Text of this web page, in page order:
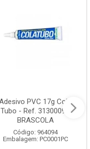
PVC 17g Cola
Tubo - Ref. 3130009 -
BRASCOLA
Código: 964094
Embalagem: PC0001PC